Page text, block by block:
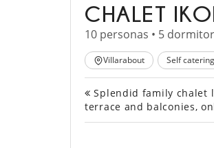
CHALET
10 personas • 5
Villarabout Self catering
Splendid family chalet
terrace and balconies,